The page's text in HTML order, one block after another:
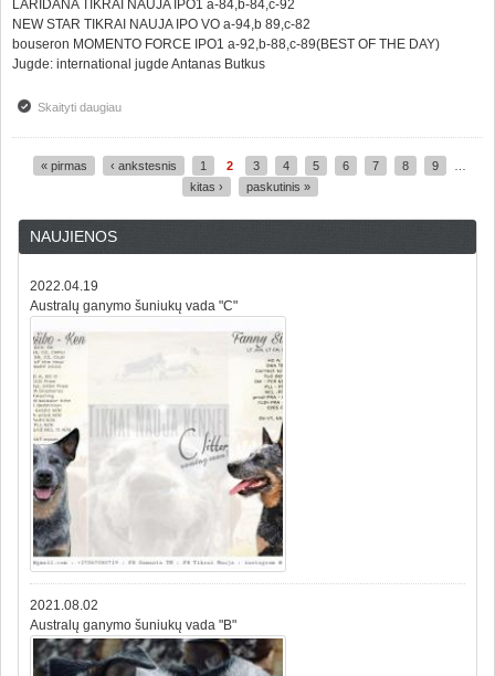
LARIDANA TIKRAI NAUJA IPO1 a-84,b-84,c-92
NEW STAR TIKRAI NAUJA IPO VO a-94,b 89,c-82
bouseron MOMENTO FORCE IPO1 a-92,b-88,c-89(BEST OF THE DAY)
Jugde: international jugde Antanas Butkus
Skaityti daugiauapie IPO EGZAMINŲ REZULTATAI
« pirmas ‹ ankstesnis 1 2 3 4 5 6 7 8 9
kitas ›
paskutinis »
NAUJIENOS
2022.04.19
Australų ganymo šuniukų vada "C"
2021.08.02
Australų ganymo šuniukų vada "B"